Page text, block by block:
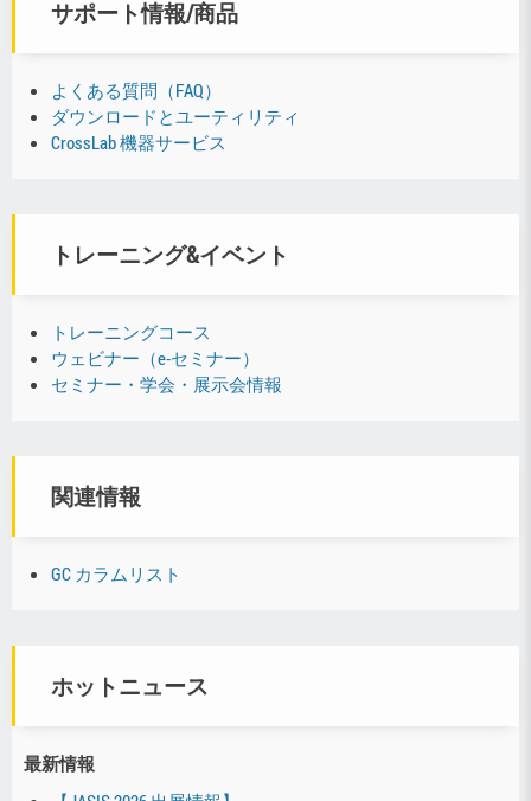
サポート情報/商品
よくある質問（FAQ）
ダウンロードとユーティリティ
CrossLab 機器サービス
トレーニング&イベント
トレーニングコース
ウェビナー（e-セミナー）
セミナー・学会・展示会情報
関連情報
GC カラムリスト
ホットニュース
最新情報